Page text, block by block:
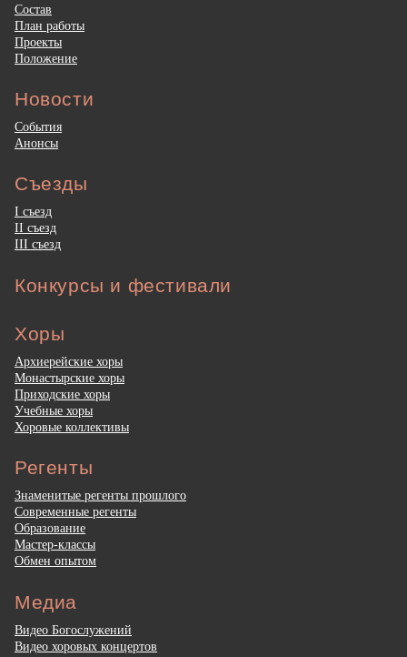
Состав
План работы
Проекты
Положение
Новости
События
Анонсы
Съезды
I съезд
II съезд
III съезд
Конкурсы и фестивали
Хоры
Архиерейские хоры
Монастырские хоры
Приходские хоры
Учебные хоры
Хоровые коллективы
Регенты
Знаменитые регенты прошлого
Современные регенты
Образование
Мастер-классы
Обмен опытом
Медиа
Видео Богослужений
Видео хоровых концертов